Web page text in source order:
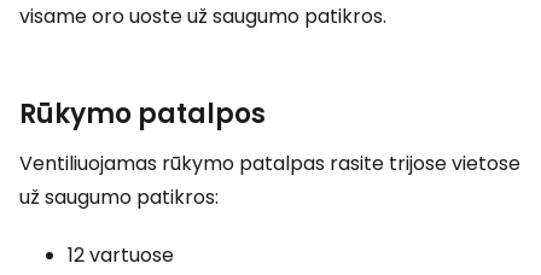
visame oro uoste už saugumo patikros.
Rūkymo patalpos
Ventiliuojamas rūkymo patalpas rasite trijose vietose
už saugumo patikros:
12 vartuose